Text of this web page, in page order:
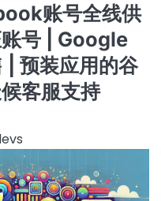
账号全线供
号 | Google
| 预装应用的谷
客服支持